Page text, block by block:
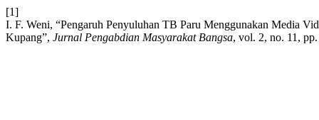
[1]
I. F. Weni, “Pengaruh Penyuluhan TB Paru Menggunakan Media
Kupang”, Jurnal Pengabdian Masyarakat Bangsa, vol. 2, no. 11,